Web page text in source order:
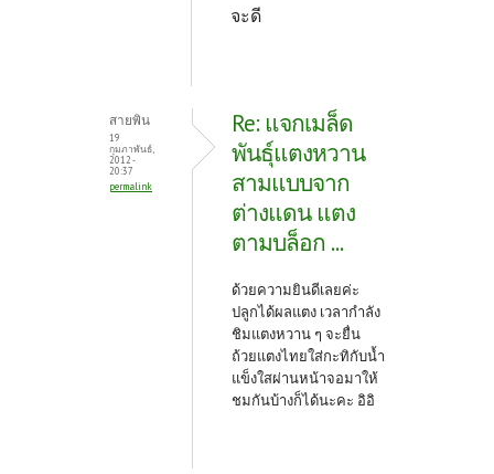
จะดี
สายพิน
19
กุมภาพันธ์,
2012 -
20:37
permalink
Re: แจกเมล็ด
พันธุ์แตงหวาน
สามแบบจาก
ต่างแดน แตง
ตามบล็อก ...
ด้วยความยินดีเลยค่ะ
ปลูกได้ผลแตง เวลากำลัง
ชิมแตงหวาน ๆ จะยื่น
ถ้วยแตงไทยใส่กะทิกับน้ำ
แข็งใสผ่านหน้าจอมาให้
ชมกันบ้างก็ได้นะคะ อิอิ